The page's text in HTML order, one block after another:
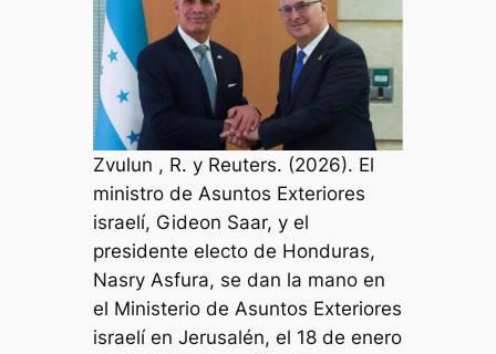
Zvulun , R. y Reuters. (2026). El
ministro de Asuntos Exteriores
israelí, Gideon Saar, y el
presidente electo de Honduras,
Nasry Asfura, se dan la mano en
el Ministerio de Asuntos Exteriores
israelí en Jerusalén, el 18 de enero